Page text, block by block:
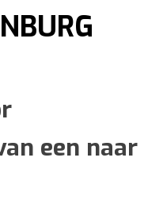
een naar